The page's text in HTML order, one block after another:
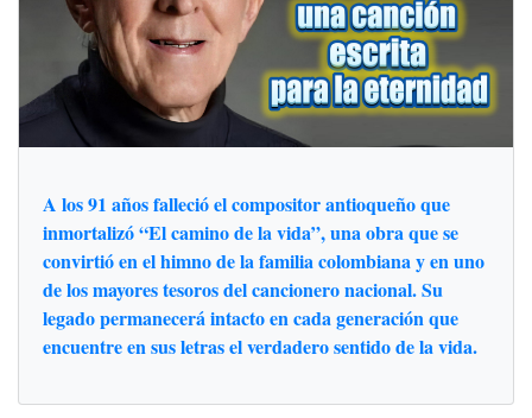
A los 91 años falleció el compositor antioqueño que
inmortalizó “El camino de la vida”, una obra que se
convirtió en el himno de la familia colombiana y en uno
de los mayores tesoros del cancionero nacional. Su
legado permanecerá intacto en cada generación que
encuentre en sus letras el verdadero sentido de la vida.